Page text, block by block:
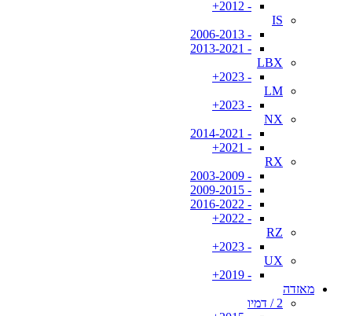
- 2012+
IS
- 2006-2013
- 2013-2021
LBX
- 2023+
LM
- 2023+
NX
- 2014-2021
- 2021+
RX
- 2003-2009
- 2009-2015
- 2016-2022
- 2022+
RZ
- 2023+
UX
- 2019+
מאזדה
2 / דמיו